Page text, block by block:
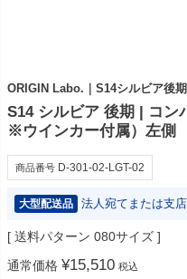
ORIGIN Labo.｜S14シルビア後
S14 シルビア 後期 | コン
※ウインカー付属）左側
商品番号 D-301-02-LGT-02
大型配送品 法人宛てまたは支
送料パターン 080サイズ
通常価格 ¥15,510 税込